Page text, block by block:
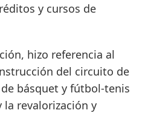
y cursos de
hizo referencia al
del circuito de
básquet y fútbol-tenis
la revalorización y